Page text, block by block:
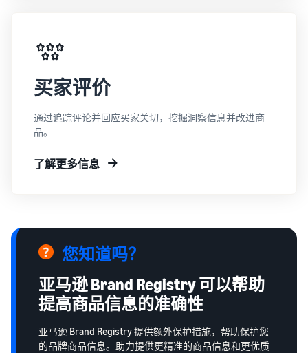
买家评价
通过追踪评论并回应买家关切，挖掘洞察信息并改进商
品。
了解更多信息
您知道吗？
亚马逊 Brand Registry 可以帮助
提高商品信息的准确性
亚马逊 Brand Registry 提供额外保护措施，帮助保护您
的品牌商品信息。助力提供更精准的商品信息和更优质